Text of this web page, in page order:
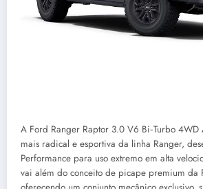
A Ford Ranger Raptor 3.0 V6 Bi‑Turbo 4WD
mais radical e esportiva da linha Ranger,
Performance para uso extremo em alta
vai além do conceito de picape premium da